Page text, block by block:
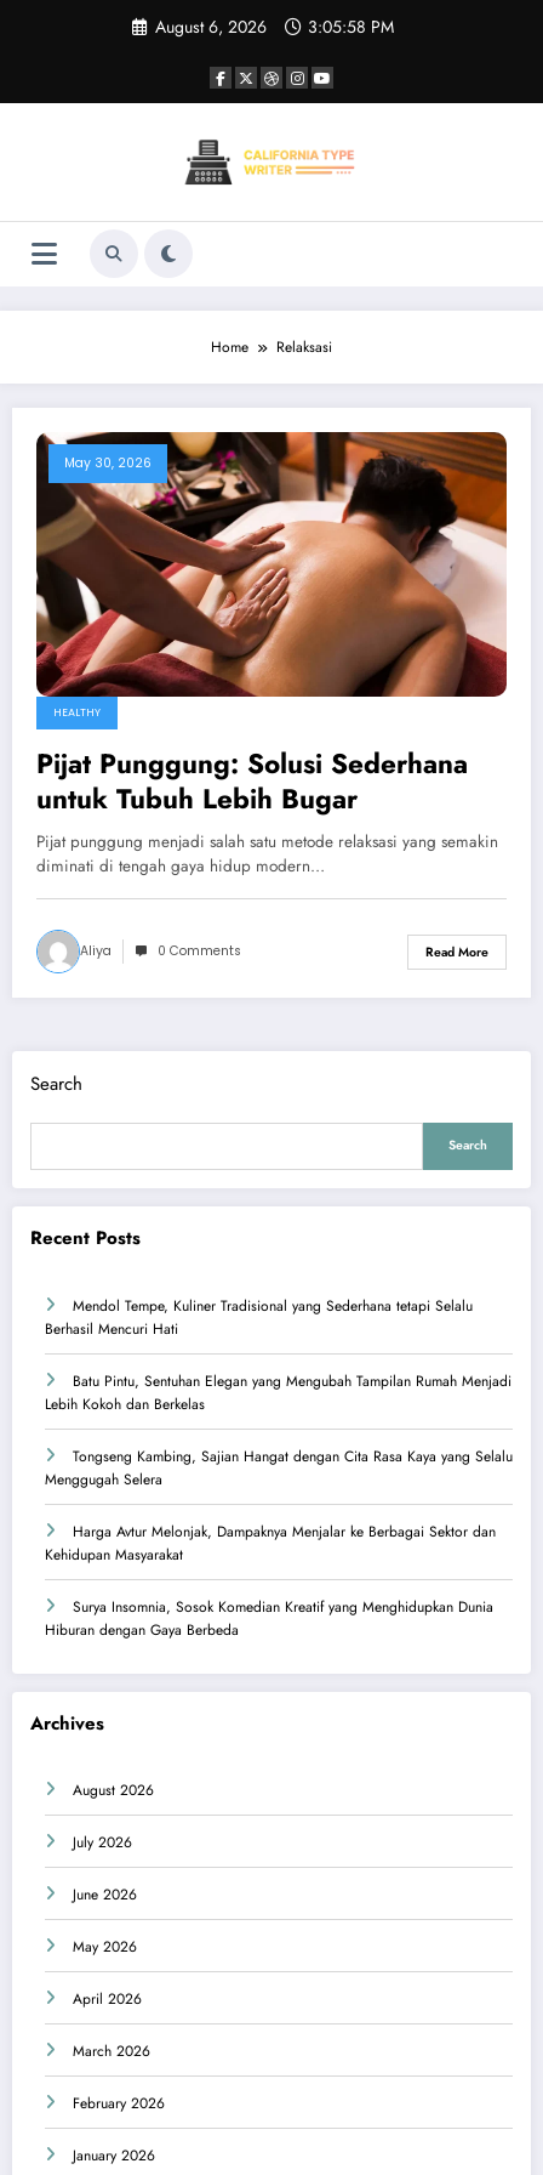
August 6, 2026 3:05:58 PM
Home Relaksasi
May 30, 2026
HEALTHY
Pijat Punggung: Solusi Sederhana
untuk Tubuh Lebih Bugar
Pijat punggung menjadi salah satu metode relaksasi yang semakin
diminati di tengah gaya hidup modern…
Aliya 0 Comments Read More
Search
Search
Recent Posts
Mendol Tempe, Kuliner Tradisional yang Sederhana tetapi Selalu
Berhasil Mencuri Hati
Batu Pintu, Sentuhan Elegan yang Mengubah Tampilan Rumah Menjadi
Lebih Kokoh dan Berkelas
Tongseng Kambing, Sajian Hangat dengan Cita Rasa Kaya yang Selalu
Menggugah Selera
Harga Avtur Melonjak, Dampaknya Menjalar ke Berbagai Sektor dan
Kehidupan Masyarakat
Surya Insomnia, Sosok Komedian Kreatif yang Menghidupkan Dunia
Hiburan dengan Gaya Berbeda
Archives
August 2026
July 2026
June 2026
May 2026
April 2026
March 2026
February 2026
January 2026